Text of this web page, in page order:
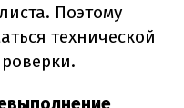
Поэтому
технической